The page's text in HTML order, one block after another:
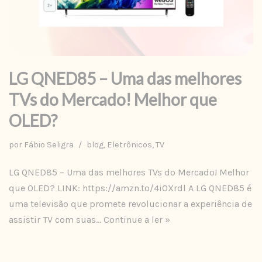
LG QNED85 – Uma das melhores
TVs do Mercado! Melhor que
OLED?
por Fábio Seligra blog, Eletrônicos,TV
LG QNED85 – Uma das melhores TVs do Mercado! Melhor
que OLED? LINK: https://amzn.to/4i0Xrdl A LG QNED85 é
uma televisão que promete revolucionar a experiência de
assistir TV com suas… Continue a ler »